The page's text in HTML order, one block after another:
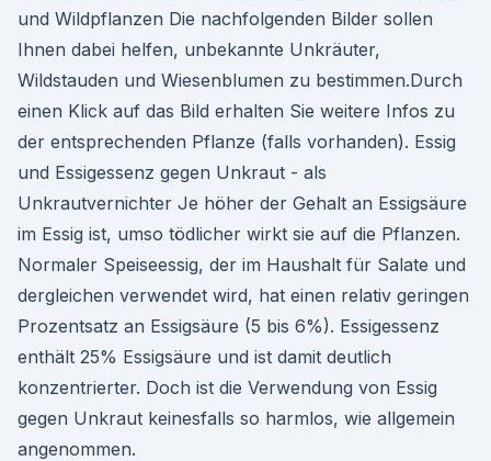
und Wildpflanzen Die nachfolgenden Bilder sollen
Ihnen dabei helfen, unbekannte Unkräuter,
Wildstauden und Wiesenblumen zu bestimmen.Durch
einen Klick auf das Bild erhalten Sie weitere Infos zu
der entsprechenden Pflanze (falls vorhanden). Essig
und Essigessenz gegen Unkraut - als
Unkrautvernichter Je höher der Gehalt an Essigsäure
im Essig ist, umso tödlicher wirkt sie auf die Pflanzen.
Normaler Speiseessig, der im Haushalt für Salate und
dergleichen verwendet wird, hat einen relativ geringen
Prozentsatz an Essigsäure (5 bis 6%). Essigessenz
enthält 25% Essigsäure und ist damit deutlich
konzentrierter. Doch ist die Verwendung von Essig
gegen Unkraut keinesfalls so harmlos, wie allgemein
angenommen.